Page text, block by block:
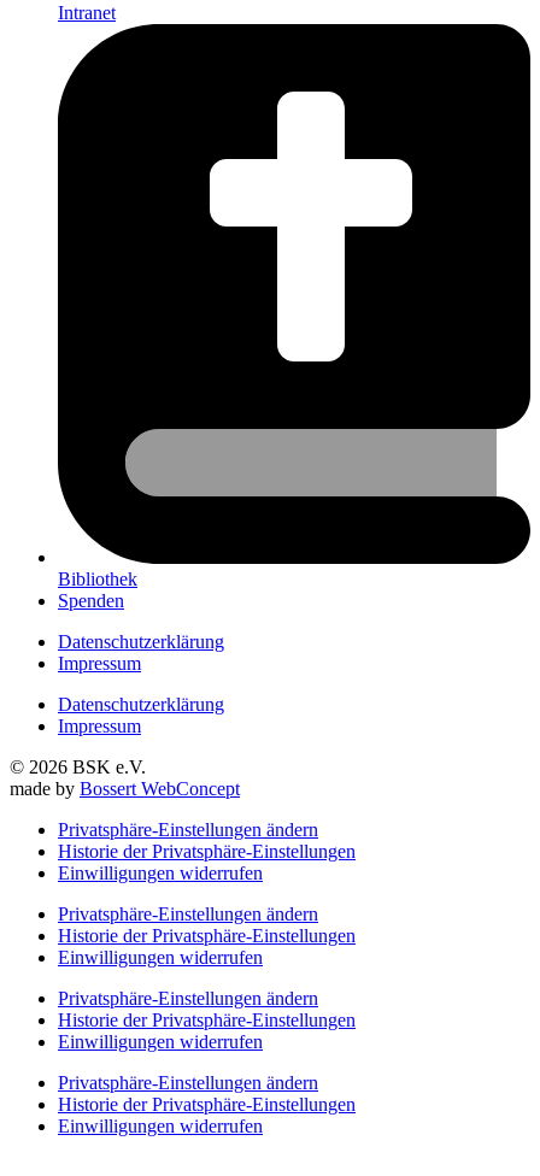
Intranet
Bibliothek
Spenden
Datenschutzerklärung
Impressum
Datenschutzerklärung
Impressum
© 2026 BSK e.V.
made by Bossert WebConcept
Privatsphäre-Einstellungen ändern
Historie der Privatsphäre-Einstellungen
Einwilligungen widerrufen
Privatsphäre-Einstellungen ändern
Historie der Privatsphäre-Einstellungen
Einwilligungen widerrufen
Privatsphäre-Einstellungen ändern
Historie der Privatsphäre-Einstellungen
Einwilligungen widerrufen
Privatsphäre-Einstellungen ändern
Historie der Privatsphäre-Einstellungen
Einwilligungen widerrufen